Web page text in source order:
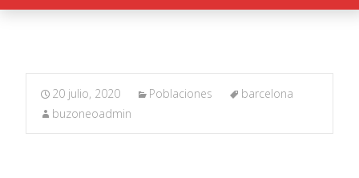
20 julio, 2020 Poblaciones
barcelona
buzoneoadmin